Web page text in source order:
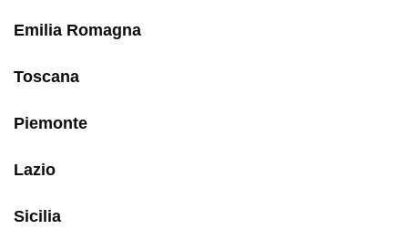
Emilia Romagna
Toscana
Piemonte
Lazio
Sicilia